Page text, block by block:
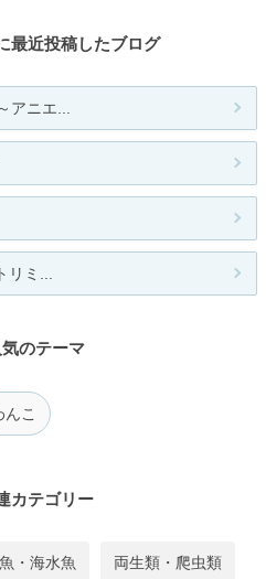
最近投稿したブログ
ニエ...
ミ...
気のテーマ
んこ
カテゴリー
・海水魚 両生類・爬虫類